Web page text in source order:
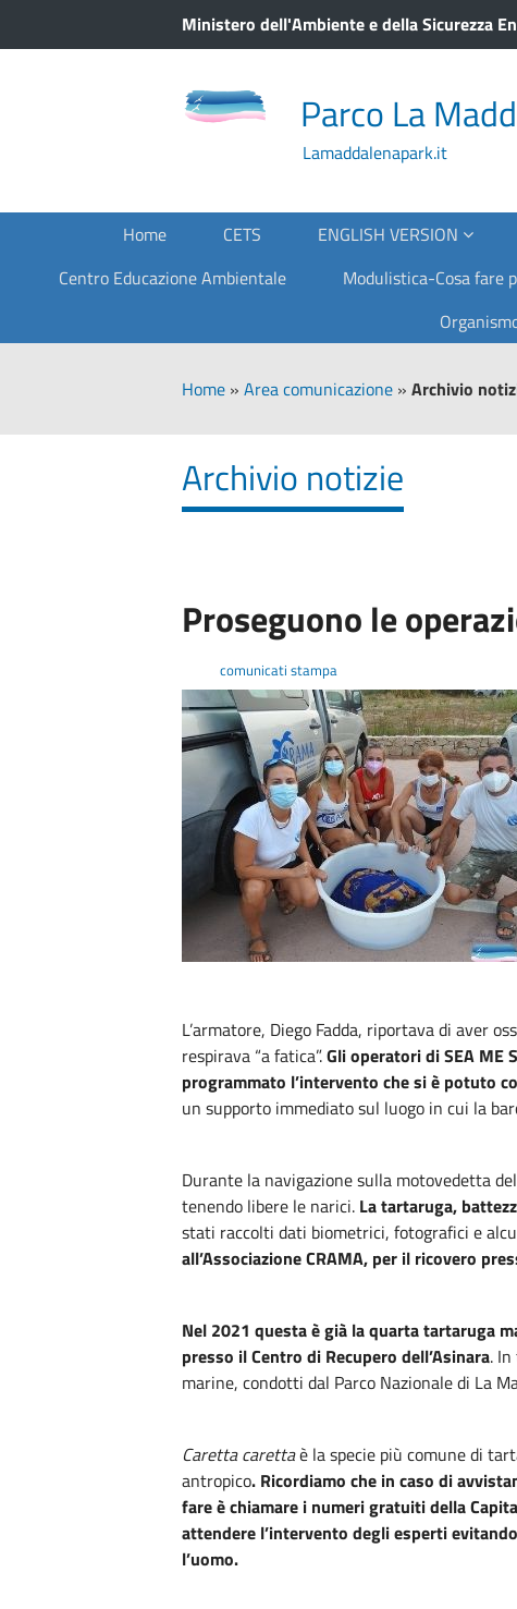
Ministero dell'Ambiente e della Sicurezza
Parco La
Lamaddalenapark.it
Home
CETS ENGLISH VERSION
Centro Educazione Ambientale
Modulistica-Cosa fare
Home » Area comunicazione » Archivio
Archivio notizie
Proseguono le
comunicati stampa
L’armatore, Diego Fadda, riportava di aver
respirava “a fatica”.Gli operatori di SEA ME
programmato l’intervento che si è potuto
un supporto immediato sul luogo in cui la
Durante la navigazione sulla motovedetta
tenendo libere le narici. La tartaruga,
stati raccolti dati biometrici, fotografici e
all’Associazione CRAMA, per il ricovero
Nel 2021 questa è già la quarta tartaruga
presso il Centro di Recupero dell’Asinara.
marine, condotti dal Parco Nazionale di La
Caretta carettaè la specie più comune di
antropico. Ricordiamo che in caso di
fare è chiamare i numeri gratuiti della
attendere l’intervento degli esperti
l’uomo.